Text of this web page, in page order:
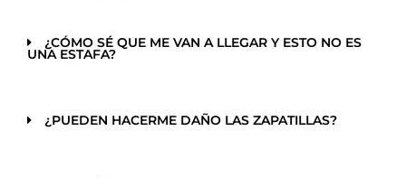
¿CÓMO SÉ QUE ME VAN A LLEGAR Y ESTO NO ES
UNA ESTAFA?
¿PUEDEN HACERME DAÑO LAS ZAPATILLAS?